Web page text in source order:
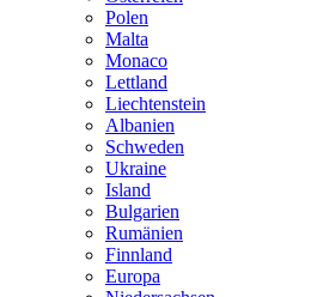
Polen
Malta
Monaco
Lettland
Liechtenstein
Albanien
Schweden
Ukraine
Island
Bulgarien
Rumänien
Finnland
Europa